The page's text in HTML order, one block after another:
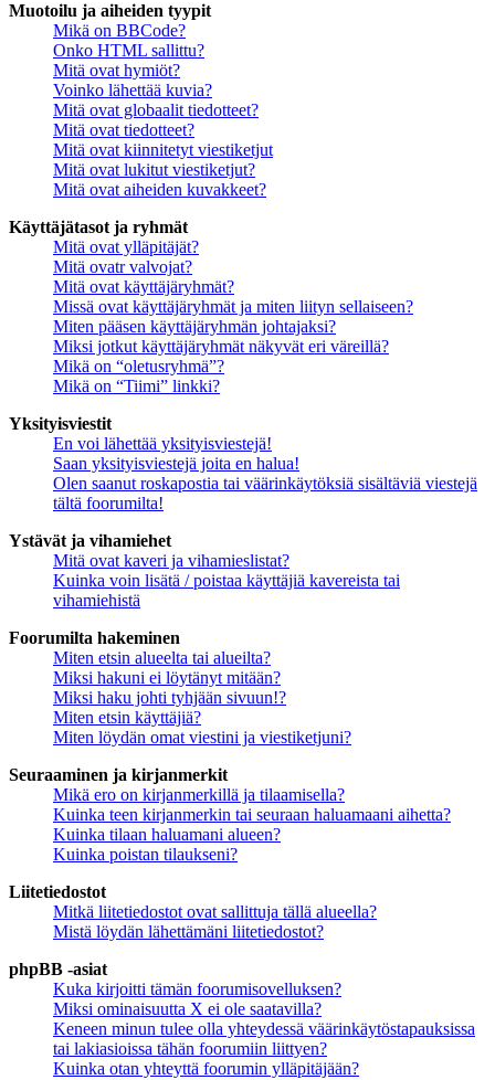
Muotoilu ja aiheiden tyypit
Mikä on BBCode?
Onko HTML sallittu?
Mitä ovat hymiöt?
Voinko lähettää kuvia?
Mitä ovat globaalit tiedotteet?
Mitä ovat tiedotteet?
Mitä ovat kiinnitetyt viestiketjut
Mitä ovat lukitut viestiketjut?
Mitä ovat aiheiden kuvakkeet?
Käyttäjätasot ja ryhmät
Mitä ovat ylläpitäjät?
Mitä ovatr valvojat?
Mitä ovat käyttäjäryhmät?
Missä ovat käyttäjäryhmät ja miten liityn sellaiseen?
Miten pääsen käyttäjäryhmän johtajaksi?
Miksi jotkut käyttäjäryhmät näkyvät eri väreillä?
Mikä on “oletusryhmä”?
Mikä on “Tiimi” linkki?
Yksityisviestit
En voi lähettää yksityisviestejä!
Saan yksityisviestejä joita en halua!
Olen saanut roskapostia tai väärinkäytöksiä sisältäviä viestejä
tältä foorumilta!
Ystävät ja vihamiehet
Mitä ovat kaveri ja vihamieslistat?
Kuinka voin lisätä / poistaa käyttäjiä kavereista tai
vihamiehistä
Foorumilta hakeminen
Miten etsin alueelta tai alueilta?
Miksi hakuni ei löytänyt mitään?
Miksi haku johti tyhjään sivuun!?
Miten etsin käyttäjiä?
Miten löydän omat viestini ja viestiketjuni?
Seuraaminen ja kirjanmerkit
Mikä ero on kirjanmerkillä ja tilaamisella?
Kuinka teen kirjanmerkin tai seuraan haluamaani aihetta?
Kuinka tilaan haluamani alueen?
Kuinka poistan tilaukseni?
Liitetiedostot
Mitkä liitetiedostot ovat sallittuja tällä alueella?
Mistä löydän lähettämäni liitetiedostot?
phpBB -asiat
Kuka kirjoitti tämän foorumisovelluksen?
Miksi ominaisuutta X ei ole saatavilla?
Keneen minun tulee olla yhteydessä väärinkäytöstapauksissa
tai lakiasioissa tähän foorumiin liittyen?
Kuinka otan yhteyttä foorumin ylläpitäjään?